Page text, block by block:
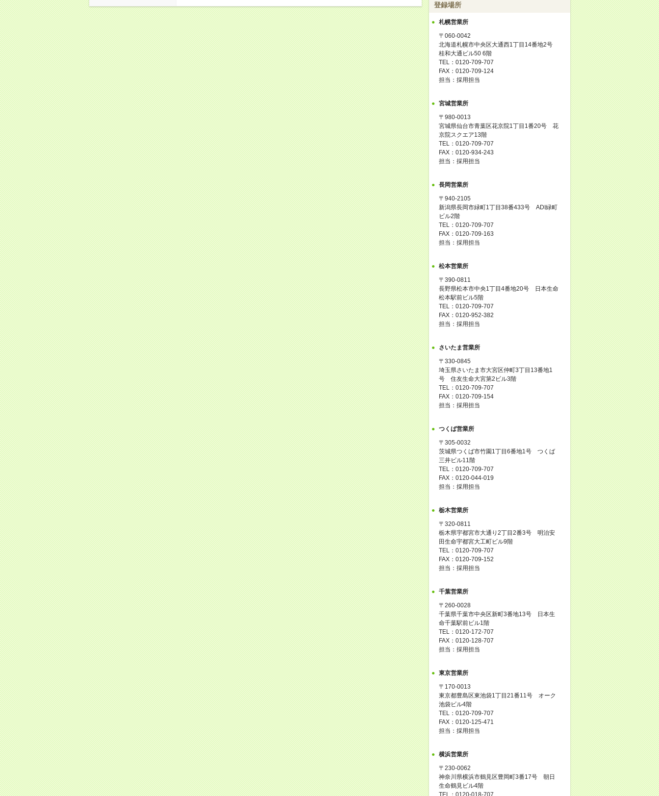
登録場所
札幌営業所
〒060-0042
北海道札幌市中央区大通西1丁目14番地2号
桂和大通ビル50 6階
TEL：0120-709-707
FAX：0120-709-124
担当：採用担当
宮城営業所
〒980-0013
宮城県仙台市青葉区花京院1丁目1番20号 花
京院スクエア13階
TEL：0120-709-707
FAX：0120-934-243
担当：採用担当
長岡営業所
〒940-2105
新潟県長岡市緑町1丁目38番433号 ADI緑町
ビル2階
TEL：0120-709-707
FAX：0120-709-163
担当：採用担当
松本営業所
〒390-0811
長野県松本市中央1丁目4番地20号 日本生命
松本駅前ビル5階
TEL：0120-709-707
FAX：0120-952-382
担当：採用担当
さいたま営業所
〒330-0845
埼玉県さいたま市大宮区仲町3丁目13番地1
号 住友生命大宮第2ビル3階
TEL：0120-709-707
FAX：0120-709-154
担当：採用担当
つくば営業所
〒305-0032
茨城県つくば市竹園1丁目6番地1号 つくば
三井ビル11階
TEL：0120-709-707
FAX：0120-044-019
担当：採用担当
栃木営業所
〒320-0811
栃木県宇都宮市大通り2丁目2番3号 明治安
田生命宇都宮大工町ビル9階
TEL：0120-709-707
FAX：0120-709-152
担当：採用担当
千葉営業所
〒260-0028
千葉県千葉市中央区新町3番地13号 日本生
命千葉駅前ビル1階
TEL：0120-172-707
FAX：0120-128-707
担当：採用担当
東京営業所
〒170-0013
東京都豊島区東池袋1丁目21番11号 オーク
池袋ビル4階
TEL：0120-709-707
FAX：0120-125-471
担当：採用担当
横浜営業所
〒230-0062
神奈川県横浜市鶴見区豊岡町3番17号 朝日
生命鶴見ビル4階
TEL：0120-018-707